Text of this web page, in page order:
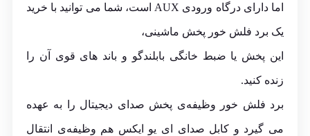
اما دارای درگاه ورودی AUX است، شما می توانید با خرید
یک برد فلش خور پخش ماشینی،
این پخش یا ضبط خانگی بابلندگو و باند های قوی آن را
زنده کنید.
برد فلش خور وظیفه‌ی پخش صدای دیجیتال را به عهده
می گیرد و کابل صدای ای یو ایکس هم وظیفه‌ی انتقال